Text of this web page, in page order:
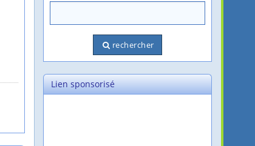
rechercher
Lien sponsorisé